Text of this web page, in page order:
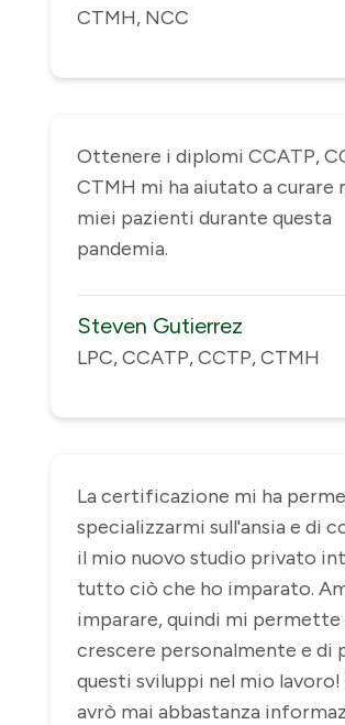
CTMH, NCC
Ottenere i diplomi CCATP,
CTMH mi ha aiutato a curare
miei pazienti durante questa
pandemia.
Steven Gutierrez
LPC, CCATP, CCTP, CTMH
La certificazione mi ha
specializzarmi sull'ansia e di
il mio nuovo studio privato
tutto ciò che ho imparato.
imparare, quindi mi permette
crescere personalmente e di
questi sviluppi nel mio lavoro!
avrò mai abbastanza